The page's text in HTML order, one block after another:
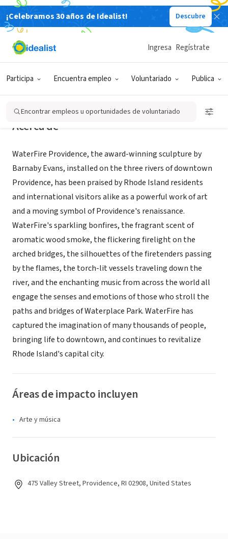
¡Celebramos 30 años de Idealist! Descubre
Participa Encuentra empleo Voluntariado Publica
Ingresa Regístrate
Encontrar empleos u oportunidades de voluntariado
ORGANIZACIÓN SIN FIN DE LUCRO
WaterFire Providence
Acerca de
WaterFire Providence, the award-winning sculpture by
Barnaby Evans, installed on the three rivers of downtown
Providence, has been praised by Rhode Island residents
and international visitors alike as a powerful work of art
and a moving symbol of Providence's renaissance.
WaterFire's sparkling bonfires, the fragrant scent of
aromatic wood smoke, the flickering firelight on the
arched bridges, the silhouettes of the firetenders passing
by the flames, the torch-lit vessels traveling down the
river, and the enchanting music from across the world all
engage the senses and emotions of those who stroll the
paths and bridges of Waterplace Park. WaterFire has
captured the imagination of many thousands of people,
bringing life to downtown, and continues to revitalize
Rhode Island's capital city.
Áreas de impacto incluyen
Arte y música
Ubicación
475 Valley Street, Providence, RI 02908, United States